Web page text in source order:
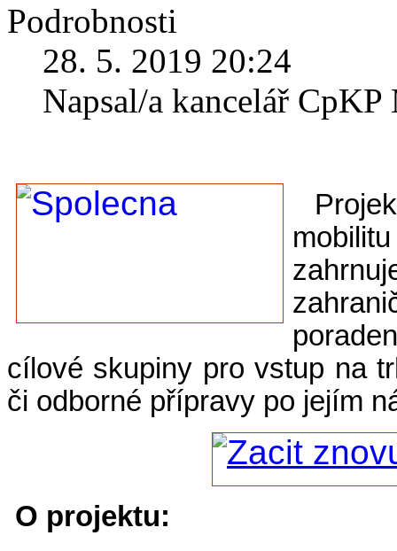
Podrobnosti
28. 5. 2019 20:24
Napsal/a kancelář
cílové skupiny pro vstup na
či odborné přípravy po jejím
O projektu: